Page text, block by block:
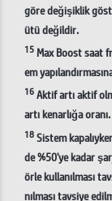
göre değişiklik
ütü değildir.
15Max Boost saat
em
16Aktif artı aktif
artı kenarlığa
18Sistem
de %50'ye kadar
örle kullanılması
nılması tavsiye